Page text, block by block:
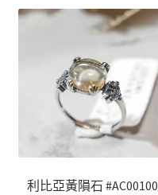
利比亞黃隕石 #AC00100